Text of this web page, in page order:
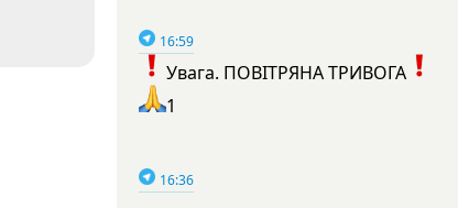
16:59
Увага. ПОВІТРЯНА ТРИВОГА
1
16:36